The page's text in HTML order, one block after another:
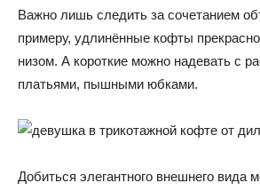
Важно лишь следить за сочетанием
примеру, удлинённые кофты
низом. А короткие можно надевать с
платьями, пышными юбками.
Добиться элегантного внешнего вида